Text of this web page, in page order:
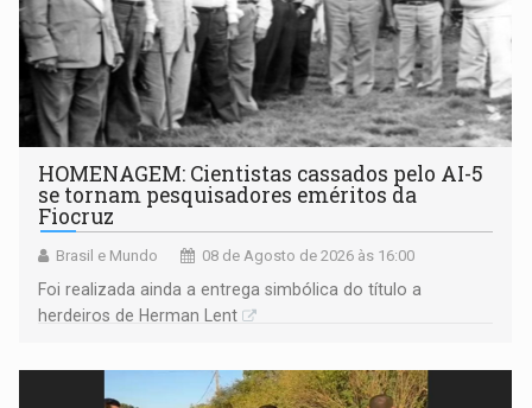
HOMENAGEM: Cientistas cassados pelo AI-5
se tornam pesquisadores eméritos da
Fiocruz
Brasil e Mundo 08 de Agosto de 2026 às 16:00
Foi realizada ainda a entrega simbólica do título a
herdeiros de Herman Lent